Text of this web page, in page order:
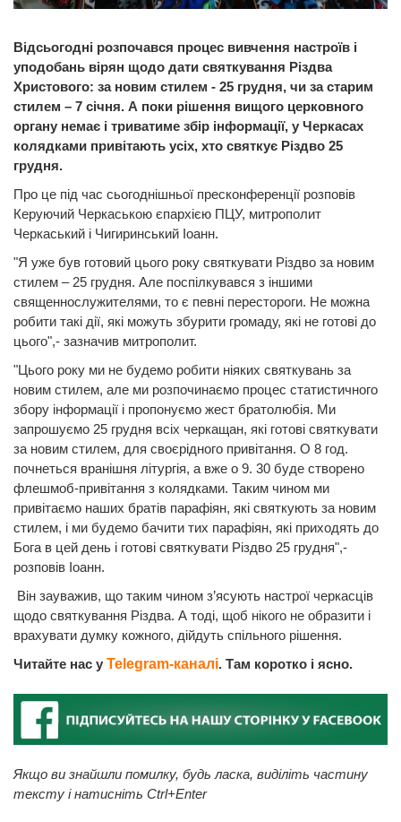
Відсьогодні розпочався процес вивчення настроїв і
уподобань вірян щодо дати святкування Різдва
Христового: за новим стилем - 25 грудня, чи за старим
стилем – 7 січня. А поки рішення вищого церковного
органу немає і триватиме збір інформації, у Черкасах
колядками привітають усіх, хто святкує Різдво 25
грудня.
Про це під час сьогоднішньої пресконференції розповів
Керуючий Черкаською єпархією ПЦУ, митрополит
Черкаський і Чигиринський Іоанн.
"Я уже був готовий цього року святкувати Різдво за новим
стилем – 25 грудня. Але поспілкувався з іншими
священнослужителями, то є певні перестороги. Не можна
робити такі дії, які можуть збурити громаду, які не готові до
цього",- зазначив митрополит.
"Цього року ми не будемо робити ніяких святкувань за
новим стилем, але ми розпочинаємо процес статистичного
збору інформації і пропонуємо жест братолюбія. Ми
запрошуємо 25 грудня всіх черкащан, які готові святкувати
за новим стилем, для своєрідного привітання. О 8 год.
почнеться вранішня літургія, а вже о 9. 30 буде створено
флешмоб-привітання з колядками. Таким чином ми
привітаємо наших братів парафіян, які святкують за новим
стилем, і ми будемо бачити тих парафіян, які приходять до
Бога в цей день і готові святкувати Різдво 25 грудня",-
розповів Іоанн.
Він зауважив, що таким чином з’ясують настрої черкасців
щодо святкування Різдва. А тоді, щоб нікого не образити і
врахувати думку кожного, дійдуть спільного рішення.
Читайте нас у Telegram-каналі. Там коротко і ясно.
Якщо ви знайшли помилку, будь ласка, виділіть частину
тексту і натисніть Ctrl+Enter